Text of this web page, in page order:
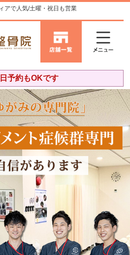
アで人気/土曜・祝日も営業
予約もOKです